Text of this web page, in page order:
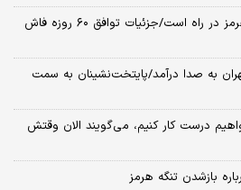
العربیه: توافق بازگشایی تنگه هرمز در راه است/جزئیات توافق ۶۰ روزه فاش
به صدا درآمد/پایتخت‌نشینان به سمت
می‌خواهیم درست کار کنیم، می‌گویند الان وقتش
بازشدن تنگه هرمز